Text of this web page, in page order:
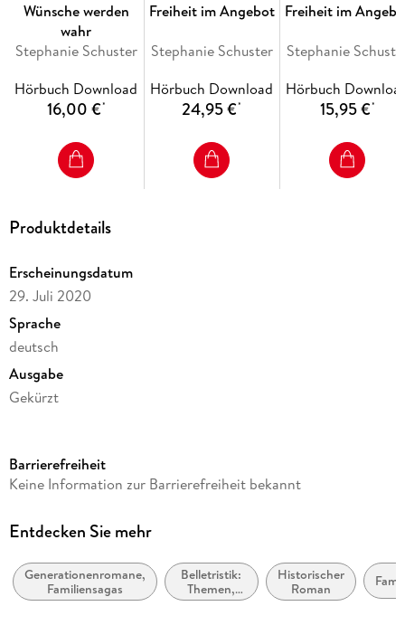
Wünsche werden
wahr
Stephanie Schuster
Hörbuch Download
16,00 €*
Freiheit im Angebot
Stephanie Schuster
Hörbuch Download
24,95 €*
Freiheit im
Stephanie
Hörbuch
15,95 €*
Produktdetails
Erscheinungsdatum
29. Juli 2020
Sprache
deutsch
Ausgabe
Gekürzt
Laufzeit
Reihe
Autor/Autorin
Stephanie Schuster
Barrierefreiheit
Keine Information zur Barrierefreiheit bekannt
Entdecken Sie mehr
Generationenromane,
Familiensagas
Belletristik:
Themen,
Stoffe,
Historischer
Roman